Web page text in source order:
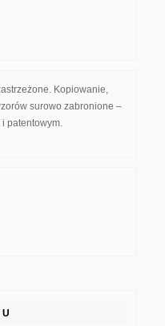
Kopiowanie,
surowo zabronione –
patentowym.